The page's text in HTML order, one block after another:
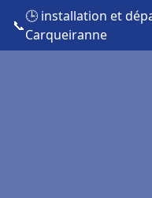
📞
🕒 installation et
Carqueiranne